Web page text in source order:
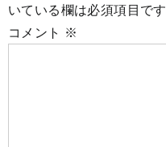
いている欄は必須項目です
コメント ※